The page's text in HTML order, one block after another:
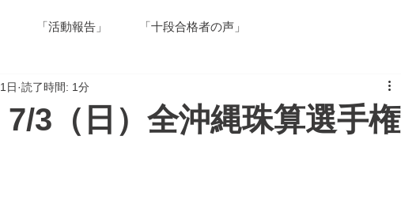
「活動報告」 「十段合格者の声」
7/3（日）全沖縄珠算選手権
日 読了時間: 1分